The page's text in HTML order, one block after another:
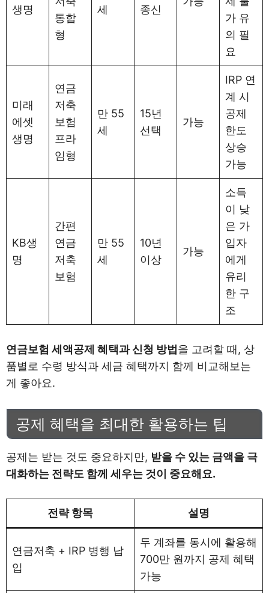
생명
통합
형
세 종신
가 유
의 필
요
미래
에셋
생명
연금
저축
보험
프라
임형
만 55
세
15년
선택
가능
IRP 연
계 시
공제
한도
상승
가능
KB생
명
간편
연금
저축
보험
만 55
세
10년
이상
가능
소득
이 낮
은 가
입자
에게
유리
한 구
조
연금보험 세액공제 혜택과 신청 방법을 고려할 때, 상
품별로 수령 방식과 세금 혜택까지 함께 비교해보는
게 좋아요.
공제 혜택을 최대한 활용하는 팁
공제는 받는 것도 중요하지만, 받을 수 있는 금액을 극
대화하는 전략도 함께 세우는 것이 중요해요.
전략 항목 설명
연금저축 + IRP 병행 납
입
두 계좌를 동시에 활용해
700만 원까지 공제 혜택
가능